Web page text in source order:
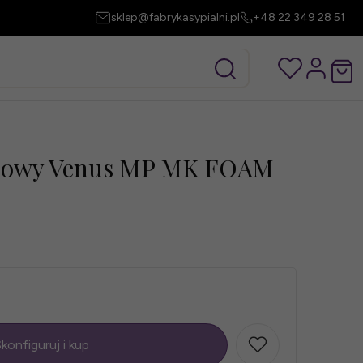
sklep@fabrykasypialni.pl +48 22 349 28 51
Venus MP MK FOAM
i kup